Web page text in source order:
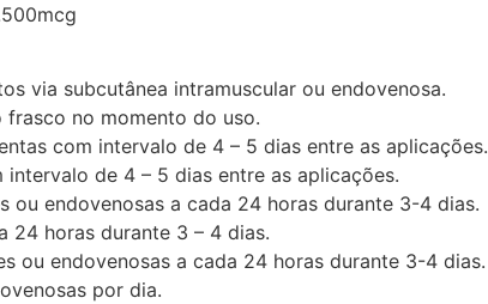
via subcutânea intramuscular ou endovenosa.
no momento do uso.
com intervalo de 4 – 5 dias entre as aplicações.
de 4 – 5 dias entre as aplicações.
ou endovenosas a cada 24 horas durante 3-4 dias.
24 horas durante 3 – 4 dias.
ou endovenosas a cada 24 horas durante 3-4 dias.
por dia.